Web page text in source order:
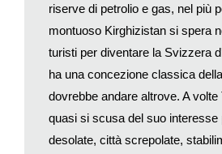
fotografati su Instagram: comprende
(Anaheim, Orlando, Tokyo) oltre a
e il Ponte di Brooklyn a New York, Las
Louvre a Parigi.
esempio è la spiaggia di Chichibuga
Nonostante i suoi templi, la vicinanza
riserve di petrolio e gas, nel più
montuoso Kirghizistan si spera
turisti per diventare la Svizzera
ha una concezione classica
dovrebbe andare altrove. A volte
quasi si scusa del suo interesse
desolate, città screpolate,